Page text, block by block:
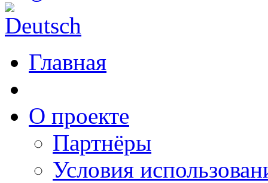
Главная
О проекте
Партнёры
Условия